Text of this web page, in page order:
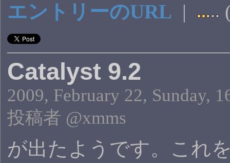
エントリーのURL |
Catalyst 9.2
2009, February 22, Sunday,
投稿者 @xmms
が出たようです。これ